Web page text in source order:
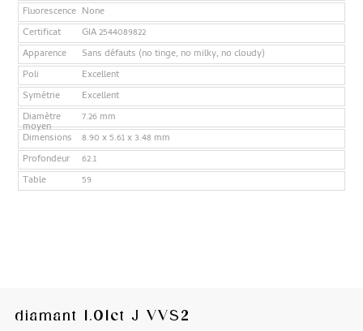
Fluorescence None
Certificat
GIA 2544089822
Apparence
Sans défauts (no tinge, no milky, no cloudy)
Poli
Excellent
Symétrie
Excellent
Diamètre
moyen
7.26 mm
Dimensions
8.90 x 5.61 x 3.48 mm
Profondeur
62.1
Table
59
diamant 1.01ct J VVS2